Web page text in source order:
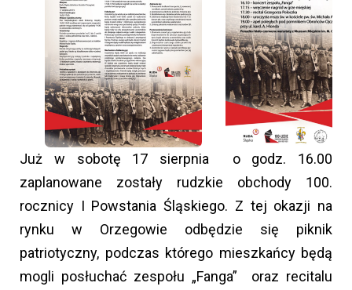
Już w sobotę 17 sierpnia o godz. 16.00
zaplanowane zostały rudzkie obchody 100.
rocznicy I Powstania Śląskiego. Z tej okazji na
rynku w Orzegowie odbędzie się piknik
patriotyczny, podczas którego mieszkańcy będą
mogli posłuchać zespołu „Fanga” oraz recitalu